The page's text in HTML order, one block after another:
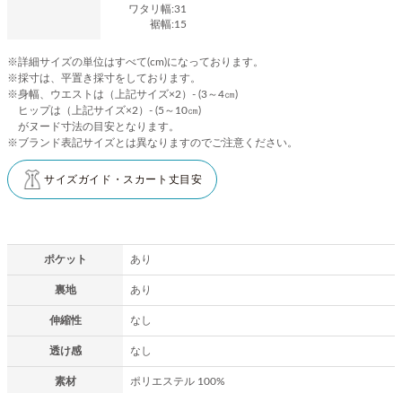
ワタリ幅:31
裾幅:15
※詳細サイズの単位はすべて(cm)になっております。
※採寸は、平置き採寸をしております。
※身幅、ウエストは（上記サイズ×2）- (3～4㎝)
ヒップは（上記サイズ×2）- (5～10㎝)
がヌード寸法の目安となります。
※ブランド表記サイズとは異なりますのでご注意ください。
サイズガイド・スカート丈目安
ポケット あり
裏地 あり
伸縮性 なし
透け感 なし
素材 ポリエステル 100%